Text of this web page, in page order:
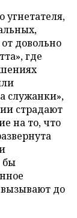
угнетателя,
довольно
где
служанки»,
страдают
на то, что
бы
до